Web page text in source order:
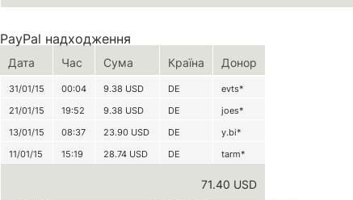
PayPal надходження
Дата Час Сума Країна Донор
31/01/15 00:04 9.38 USD DE
evts*
21/01/15
19:52 9.38 USD DE
joes*
13/01/15
08:37 23.90 USD DE
y.bi*
11/01/15
15:19 28.74 USD DE tarm*
71.40 USD